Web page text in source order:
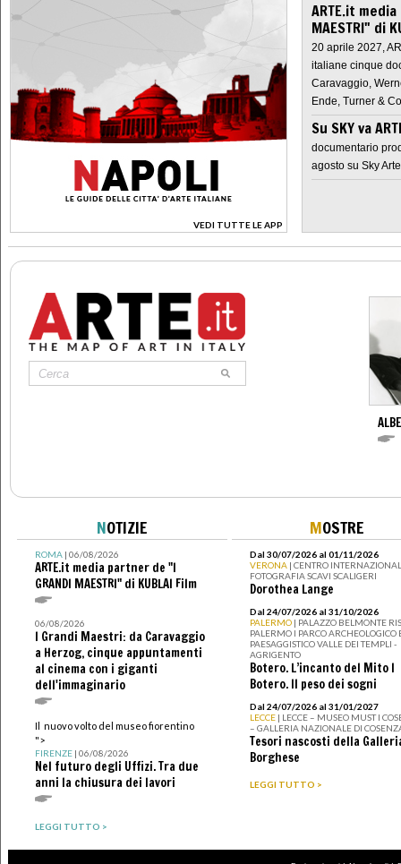
VEDI TUTTE LE APP
>
ARTE.it
MAESTRI" di
20 aprile 2027,
italiane cinque
Caravaggio,
Ende, Turner &
Su SKY va
documentario
agosto su Sky Arte
NOTIZIE
ROMA| 06/08/2026
ARTE.it media partner de "I
GRANDI MAESTRI" di KUBLAI Film
06/08/2026
I Grandi Maestri: da Caravaggio
a Herzog, cinque appuntamenti
al cinema con i giganti
dell'immaginario
Il nuovo volto del museo fiorentino
">
FIRENZE| 06/08/2026
Nel futuro degli Uffizi. Tra due
anni la chiusura dei lavori
LEGGI TUTTO >
MOSTRE
Dal 30/07/2026 al 01/11/2026
VERONA | CENTRO
FOTOGRAFIA SCAVI SCALIGERI
Dorothea Lange
Dal 24/07/2026 al 31/10/2026
PALERMO | PALAZZO BELMONTE
PALERMO I PARCO ARCHEOLOGICO
PAESAGGISTICO VALLE DEI TEMPLI -
AGRIGENTO
Botero. L’incanto del Mito I
Botero. Il peso dei sogni
Dal 24/07/2026 al 31/01/2027
LECCE | LECCE – MUSEO MUST I
– GALLERIA NAZIONALE DI
Tesori nascosti della
Borghese
LEGGI TUTTO >